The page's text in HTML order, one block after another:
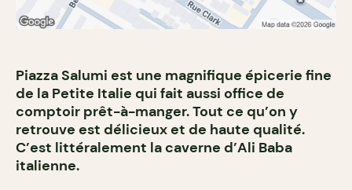
Piazza Salumi est une magnifique épicerie fine
de la Petite Italie qui fait aussi office de
comptoir prêt-à-manger. Tout ce qu’on y
retrouve est délicieux et de haute qualité.
C’est littéralement la caverne d’Ali Baba
italienne.